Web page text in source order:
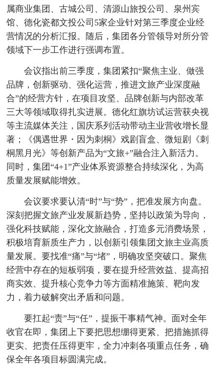
属商业集团、古城公司、清源山旅投公司、泉州宾
馆、德化瓷都文投公司5家企业针对第三季度企业经
营情况的分析汇报。随后，集团各分管领导对所分管
领域下一步工作进行强调布置。
会议指出前三季度，集团紧扣“聚焦主业、做强
品牌，创新驱动、强化运营，推进文旅产业深度融
合”的经营方针，在项目攻坚、品牌创新与内部改革
三大等领域取得扎实进展。德化红旗坊试运营获央视
等主流媒体关注，国庆系列活动带动主业营收增长显
著；《偶遇世界・因为刺桐》戏剧盲盒、微短剧《刺
桐黑月光》等创新产品为“文旅+”融合注入新活力。
同时，集团“4+1”产业体系资源整合持续深化，为高
质量发展赋能增效。
会议要求要认清“时”与“势”，把准发展方向盘。
深刻把握文旅产业发展新趋势，坚持以政策为导向，
强化科技赋能，深化文旅融合，打造多元消费场景，
积极培育新质生产力，以创新引领集团文旅主业高质
量发展。要找准“痛”与“堵”，明确攻坚突破口。聚焦
经营中存在的短板弱项，要在提升经营效益、提高招
商实效、提升核心竞争力等方面精准施策、靶向发
力，着力破解突出矛盾和问题。
要扛起“责”与“任”，提振干事精气神。面对全年
收官在即，集团上下要把思想绷得更紧、把措施抓得
更实、把责任压得更牢，全力冲刺各项重点任务，确
保全年各项目标圆满完成。